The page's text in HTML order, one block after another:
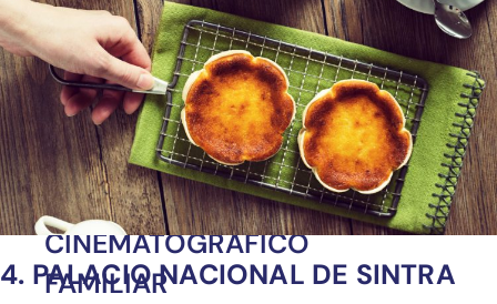
Ver post de Asia
CINEMATOGRÁFICO
FAMILIAR
4. PALACIO NACIONAL DE SINTRA